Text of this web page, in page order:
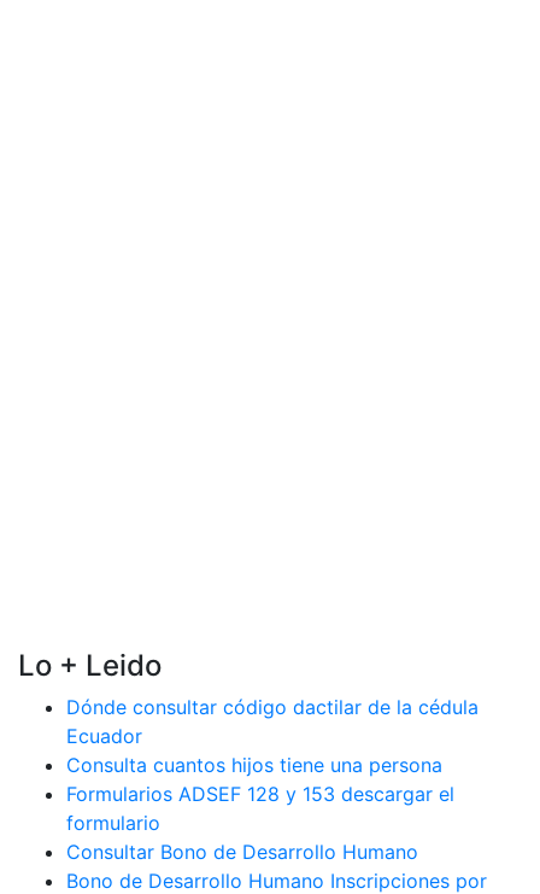
Lo + Leido
Dónde consultar código dactilar de la cédula
Ecuador
Consulta cuantos hijos tiene una persona
Formularios ADSEF 128 y 153 descargar el
formulario
Consultar Bono de Desarrollo Humano
Bono de Desarrollo Humano Inscripciones por